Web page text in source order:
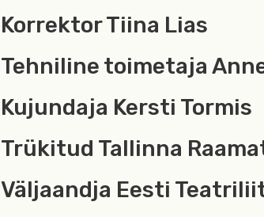
Korrektor Tiina Lias
Tehniline toimetaja
Kujundaja Kersti Tormis
Trükitud Tallinna
Väljaandja Eesti